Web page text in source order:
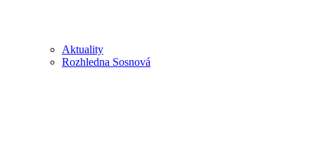
Aktuality
Rozhledna Sosnová